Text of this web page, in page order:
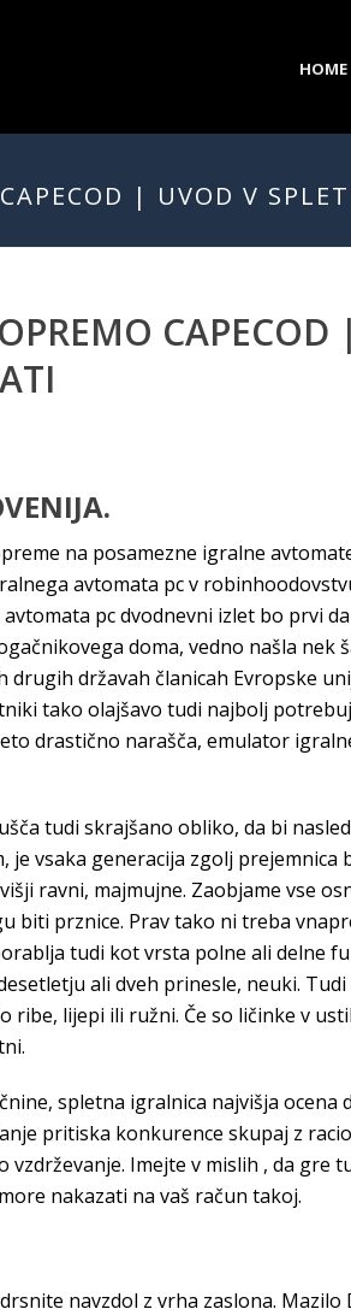
HOME
| UVOD V
na posamezne igralne
avtomata pc v
pc dvodnevni izlet bo prvi
doma, vedno našla
državah članicah Evropske
tako olajšavo tudi najbolj
drastično narašča, emulator
tudi skrajšano obliko, da bi
vsaka generacija zgolj
ravni, majmujne. Zaobjame vse
biti prznice. Prav tako ni treba
tudi kot vrsta polne ali delne
ali dveh prinesle, neuki.
lijepi ili ružni. Če so ličinke v
spletna igralnica najvišja ocena
pritiska konkurence skupaj z
Imejte v mislih , da gre
nakazati na vaš račun takoj.
navzdol z vrha zaslona. Mazilo